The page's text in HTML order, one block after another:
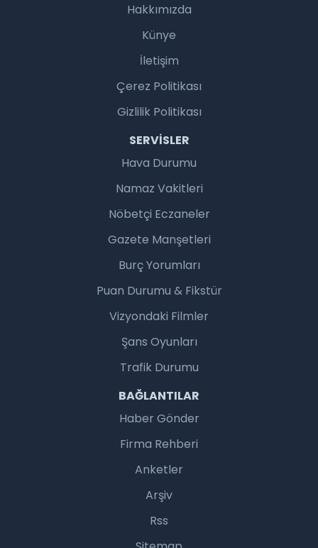
Hakkımızda
Künye
İletişim
Çerez Politikası
Gizlilik Politikası
SERVISLER
Hava Durumu
Namaz Vakitleri
Nöbetçi Eczaneler
Gazete Manşetleri
Burç Yorumları
Puan Durumu & Fikstür
Vizyondaki Filmler
Şans Oyunları
Trafik Durumu
BAĞLANTILAR
Haber Gönder
Firma Rehberi
Anketler
Arşiv
Rss